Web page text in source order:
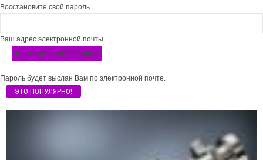
Восстановите свой пароль
Ваш адрес электронной почты
Пароль будет выслан Вам по электронной почте.
ЭТО ПОПУЛЯРНО!